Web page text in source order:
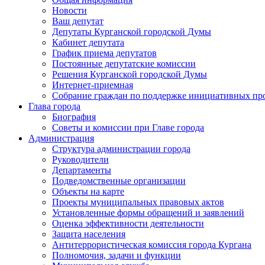
Новости
Ваш депутат
Депутаты Курганской городской Думы
Кабинет депутата
График приема депутатов
Постоянные депутатские комиссии
Решения Курганской городской Думы
Интернет-приемная
Собрание граждан по поддержке инициативных
Глава города
Биография
Советы и комиссии при Главе города
Администрация
Структура администрации города
Руководители
Департаменты
Подведомственные организации
Объекты на карте
Проекты муниципальных правовых актов
Установленные формы обращений и заявлений
Оценка эффективности деятельности
Защита населения
Антитеррористическая комиссия города Кургана
Полномочия, задачи и функции